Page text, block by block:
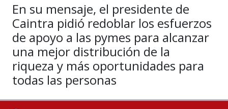
En su mensaje, el presidente de
Caintra pidió redoblar los esfuerzos
de apoyo a las pymes para alcanzar
una mejor distribución de la
riqueza y más oportunidades para
todas las personas